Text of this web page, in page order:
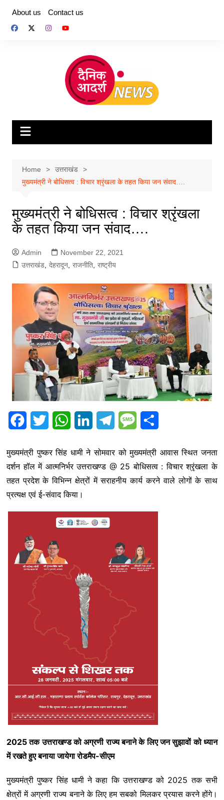
content
About us Contact us
Home
उत्तराखंड
मुख्यमंत्री ने बोधिसत्व : विचार श्रृंखला के तहत किया जन संवाद….
मुख्यमंत्री ने बोधिसत्व : विचार श्रृंखला
के तहत किया जन संवाद….
Admin
November 22, 2021
उत्तराखंड, देहरादून, राजनीति, राष्ट्रीय
c
b
o
k
i
t
e
a
s
A
p
n
k
d
I
l
e
r
m
s
g
a
r
मुख्यमंत्री पुष्कर सिंह धामी ने सोमवार को मुख्यमंत्री आवास स्थित जनता
दर्शन हॉल में आत्मनिर्भर उत्तराखण्ड @ 25 बोधिसत्व : विचार श्रृंखला के
तहत प्रदेश के विभिन्न क्षेत्रों में सराहनीय कार्य करने वाले लोगों के साथ
प्रत्यक्ष एवं ई-संवाद किया।
2025 तक उत्तराखण्ड को अग्रणी राज्य बनाने के लिए जन सुझावों को ध्यान
में रखते हुए बनाया जायेगा रोडमैप-सीएम
मुख्यमंत्री पुष्कर सिंह धामी ने कहा कि उत्तराखण्ड को 2025 तक सभी
क्षेत्रों में अग्रणी राज्य बनाने के लिए हम सबको मिलकर प्रयास करने होंगे।